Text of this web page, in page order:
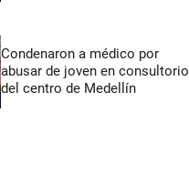
Condenaron a médico por
abusar de joven en consultorio
del centro de Medellín